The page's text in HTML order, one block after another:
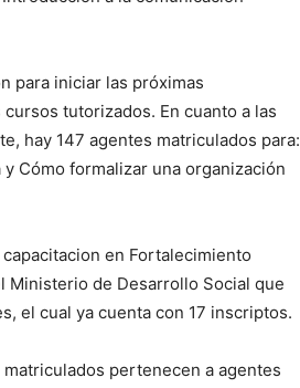
para iniciar las próximas
tutorizados. En cuanto a las
hay 147 agentes matriculados para:
Cómo formalizar una organización
en Fortalecimiento
Ministerio de Desarrollo Social que
el cual ya cuenta con 17 inscriptos.
pertenecen a agentes